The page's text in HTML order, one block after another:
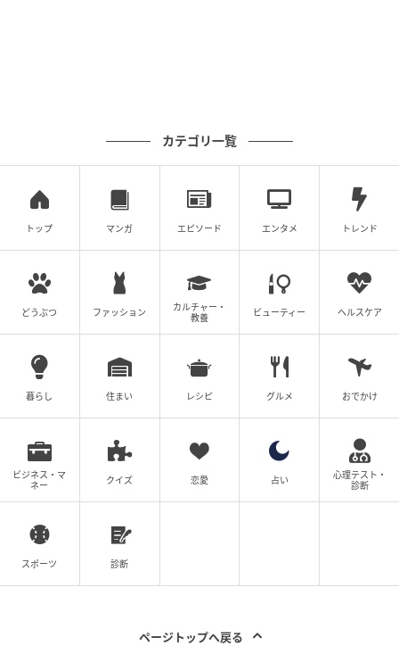
パーソナリティの江原啓之、パートナーの奥迫協子
●江原啓之 今夜の格言
「“儀礼”と“愛”、どちらが大事ですか？」
＜番組概要＞
番組名：Dr.Recella presents 江原啓之 おと語り
放送日時：TOKYO FM／FM 大阪 毎週日曜 22:00～
22:25、エフエム山陰 毎週土曜 12:30～12:55
出演者：江原啓之、奥迫協子
なんて思うな！』と私は思うんですよ」“命の
循環”について考える
カテゴリ一覧
トップ マンガ エピソード エンタメ トレンド
どうぶつ ファッション
カルチャー・
教養
ビューティー ヘルスケア
暮らし 住まい レシピ グルメ おでかけ
ビジネス・マ
ネー
クイズ 恋愛 占い
心理テスト・
診断
スポーツ 診断
ページトップへ戻る